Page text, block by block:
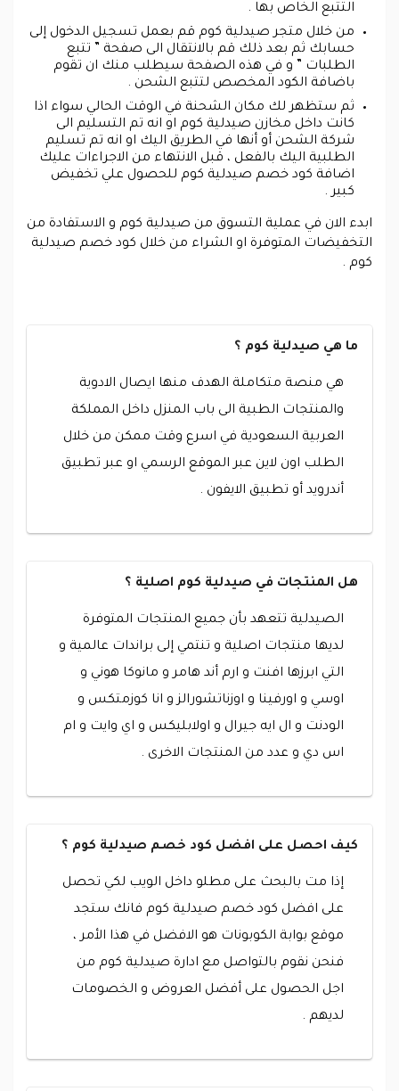
التتبع الخاص بها .
من خلال متجر صيدلية كوم قم بعمل تسجيل الدخول إلى
حسابك ثم بعد ذلك قم بالانتقال الى صفحة ” تتبع
الطلبات ” و في هذه الصفحة سيطلب منك ان تقوم
باضافة الكود المخصص لتتبع الشحن .
ثم ستظهر لك مكان الشحنة في الوقت الحالي سواء اذا
كانت داخل مخازن صيدلية كوم او انه تم التسليم الى
شركة الشحن أو أنها في الطريق اليك او انه تم تسليم
الطلبية اليك بالفعل ، قبل الانتهاء من الاجراءات عليك
اضافة كود خصم صيدلية كوم للحصول علي تخفيض
كبير .
ابدء الان في عملية التسوق من صيدلية كوم و الاستفادة من
التخفيضات المتوفرة او الشراء من خلال كود خصم صيدلية
كوم .
ما هي صيدلية كوم ؟
هي منصة متكاملة الهدف منها ايصال الادوية
والمنتجات الطبية الى باب المنزل داخل المملكة
العربية السعودية في اسرع وقت ممكن من خلال
الطلب اون لاين عبر الموقع الرسمي او عبر تطبيق
أندرويد أو تطبيق الايفون .
هل المنتجات في صيدلية كوم اصلية ؟
الصيدلية تتعهد بأن جميع المنتجات المتوفرة
لديها منتجات اصلية و تنتمي إلى براندات عالمية و
التي ابرزها افنت و ارم أند هامر و مانوكا هوني و
اوسي و اورفينا و اوزناتشورالز و انا كوزمتكس و
الودنت و ال ايه جيرال و اولابليكس و اي وايت و ام
اس دي و عدد من المنتجات الاخرى .
كيف احصل على افضل كود خصم صيدلية كوم ؟
إذا مت بالبحث على مطلو داخل الويب لكي تحصل
على افضل كود خصم صيدلية كوم فانك ستجد
موقع بوابة الكوبونات هو الافضل في هذا الأمر ،
فنحن نقوم بالتواصل مع ادارة صيدلية كوم من
اجل الحصول على أفضل العروض و الخصومات
لديهم .